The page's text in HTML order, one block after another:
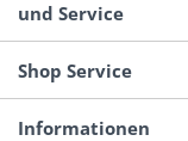
und Service
Shop Service
Informationen